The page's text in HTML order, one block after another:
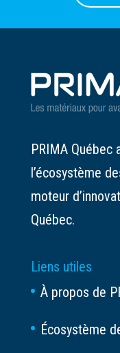
PRIMA Québec
l’écosystème
moteur
Québec.
Liens utiles
À propos de
Écosystème